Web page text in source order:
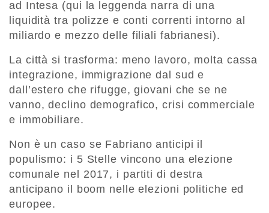
ad Intesa (qui la leggenda narra di una
liquidità tra polizze e conti correnti intorno al
miliardo e mezzo delle filiali fabrianesi).
La città si trasforma: meno lavoro, molta cassa
integrazione, immigrazione dal sud e
dall’estero che rifugge, giovani che se ne
vanno, declino demografico, crisi commerciale
e immobiliare.
Non è un caso se Fabriano anticipi il
populismo: i 5 Stelle vincono una elezione
comunale nel 2017, i partiti di destra
anticipano il boom nelle elezioni politiche ed
europee.